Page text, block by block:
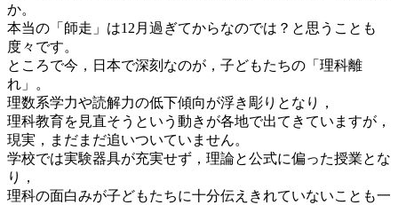
か。
本当の「師走」は12月過ぎてからなのでは？と思うことも
度々です。
ところで今，日本で深刻なのが，子どもたちの「理科離
れ」。
理数系学力や読解力の低下傾向が浮き彫りとなり，
理科教育を見直そうという動きが各地で出てきていますが，
現実，まだまだ追いついていません。
学校では実験器具が充実せず，理論と公式に偏った授業とな
り，
理科の面白みが子どもたちに十分伝えきれていないことも一